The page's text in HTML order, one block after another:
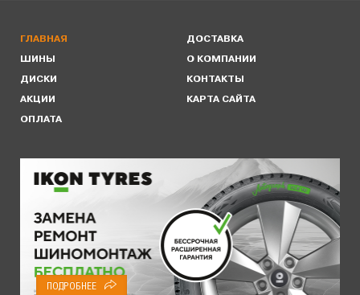
ГЛАВНАЯ
ШИНЫ
ДИСКИ
АКЦИИ
ОПЛАТА
ДОСТАВКА
О КОМПАНИИ
КОНТАКТЫ
КАРТА САЙТА
ПОДРОБНЕЕ